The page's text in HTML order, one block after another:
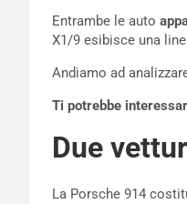
Entrambe le auto
X1/9 esibisce una
Andiamo ad
Ti potrebbe
Due
La Porsche 914